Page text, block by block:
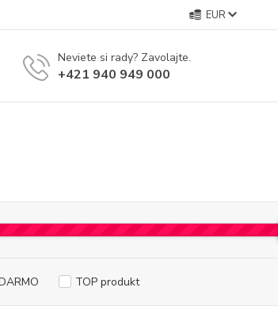
EUR
Neviete si rady? Zavolajte.
+421 940 949 000
TOP produkt